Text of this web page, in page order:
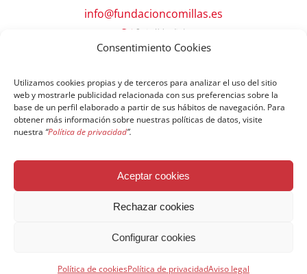
Consentimiento Cookies
Utilizamos cookies propias y de terceros para analizar el uso del sitio
web y mostrarle publicidad relacionada con sus preferencias sobre la
base de un perfil elaborado a partir de sus hábitos de navegación. Para
obtener más información sobre nuestras políticas de datos, visite
nuestra “Política de privacidad”.
Aceptar cookies
Rechazar cookies
Configurar cookies
Política de cookiesPolítica de privacidadAviso legal
info@fundacioncomillas.es
© Copyright Fundación Comillas
Política de cookies
Política de privacidad
Aviso legal